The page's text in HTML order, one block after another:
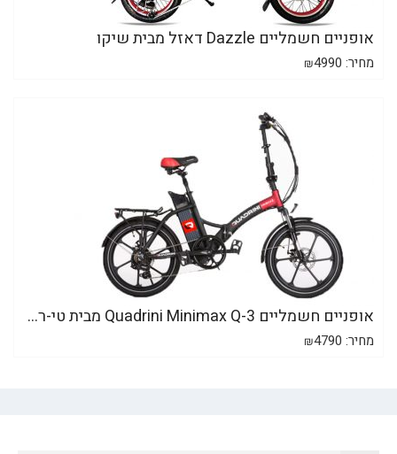
אופניים חשמליים Dazzle דאזל מבית שיקו
מחיר: ₪4990
אופניים חשמליים Quadrini Minimax Q-3 מבית טי-ר...
מחיר: ₪4790